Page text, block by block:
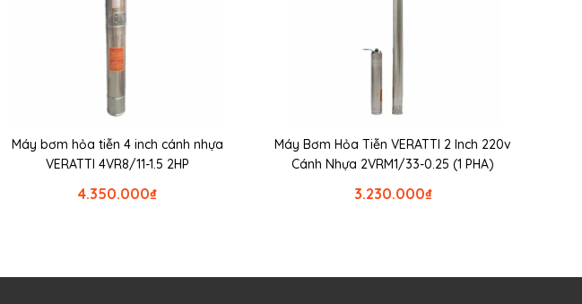
Máy bơm hỏa tiễn 4 inch cánh nhựa
VERATTI 4VR8/11-1.5 2HP
₫
4.350.000
Máy Bơm Hỏa Tiễn VERATTI 2 Inch 220v
Cánh Nhựa 2VRM1/33-0.25 (1 PHA)
₫
3.230.000